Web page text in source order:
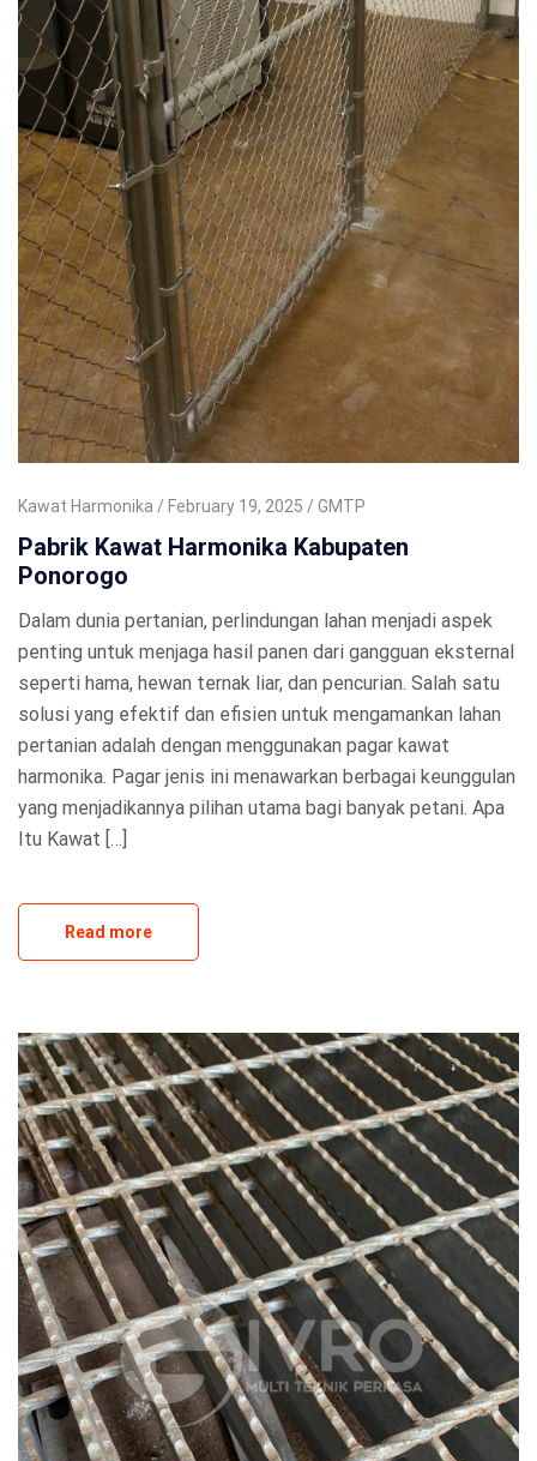
Kawat Harmonika February 19, 2025 GMTP
Pabrik Kawat Harmonika Kabupaten
Ponorogo
Dalam dunia pertanian, perlindungan lahan menjadi aspek
penting untuk menjaga hasil panen dari gangguan eksternal
seperti hama, hewan ternak liar, dan pencurian. Salah satu
solusi yang efektif dan efisien untuk mengamankan lahan
pertanian adalah dengan menggunakan pagar kawat
harmonika. Pagar jenis ini menawarkan berbagai keunggulan
yang menjadikannya pilihan utama bagi banyak petani. Apa
Itu Kawat […]
Read more